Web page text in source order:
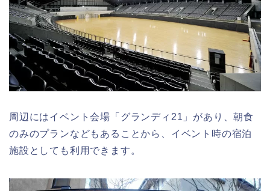
周辺にはイベント会場「グランディ21」があり、朝食
のみのプランなどもあることから、イベント時の宿泊
施設としても利用できます。